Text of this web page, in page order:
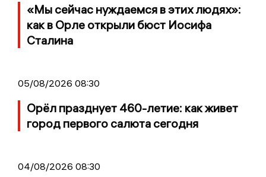
«Мы сейчас нуждаемся в этих людях»:
как в Орле открыли бюст Иосифа
Сталина
05/08/2026 08:30
Орёл празднует 460-летие: как живет
город первого салюта сегодня
04/08/2026 08:30